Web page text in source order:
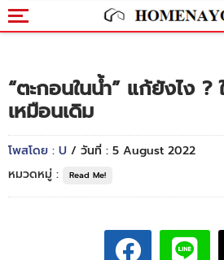
“ตะกอนในน้ำ” แก้ยังไง ?
เหมือนเดิม
โพสโดย : U / วันที่ : 5 August 2022
หมวดหมู่ :
Read Me!